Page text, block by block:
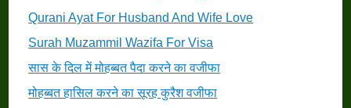
Qurani Ayat For Husband And Wife Love
Surah Muzammil Wazifa For Visa
सास के दिल में मोहब्बत पैदा करने का वजीफा
मोहब्बत हासिल करने का सूरह कुरैश वजीफा